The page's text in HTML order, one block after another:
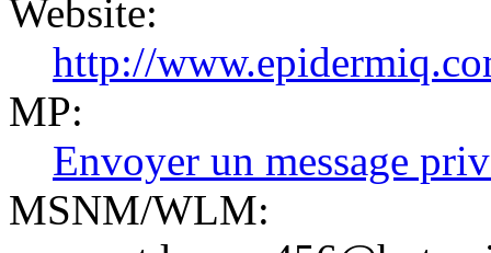
Website:
http://
MP:
Envoyer un message
MSNM/WLM: